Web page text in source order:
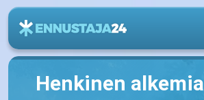
Henkinen alkemia